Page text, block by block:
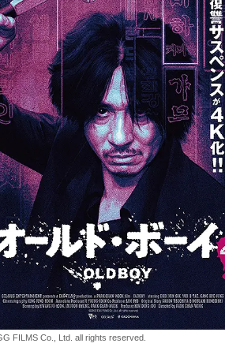
FILMS Co., Ltd. all rights reserved.